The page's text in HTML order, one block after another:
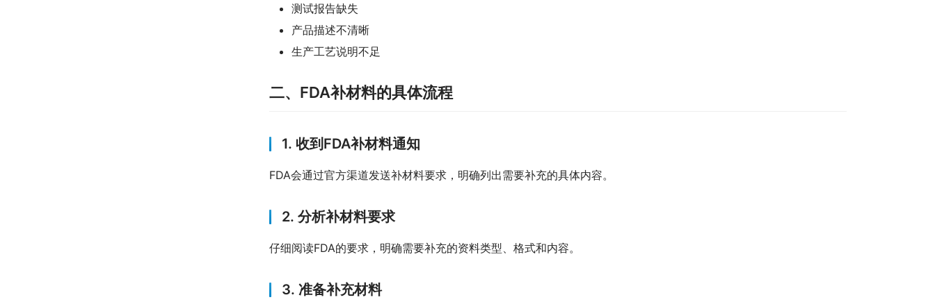
测试报告缺失
产品描述不清晰
生产工艺说明不足
二、FDA补材料的具体流程
1. 收到FDA补材料通知
FDA会通过官方渠道发送补材料要求，明确列出需要补充的具体内容。
2. 分析补材料要求
仔细阅读FDA的要求，明确需要补充的资料类型、格式和内容。
3. 准备补充材料